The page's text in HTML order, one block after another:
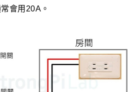
會用20A。